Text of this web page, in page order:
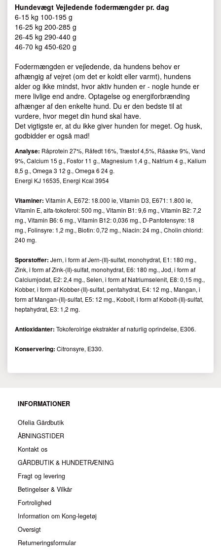
Hundevægt Vejledende fodermængder pr. dag
6-15 kg 100-195 g
16-25 kg 200-285 g
26-45 kg 290-440 g
46-70 kg 450-620 g
Fodermængden er vejledende, da hundens behov er
afhængig af vejret (om det er koldt eller varmt), hundens
alder og ikke mindst, hvor aktiv hunden er - nogle hunde er
mere livlige end andre. Optagelse og energiforbrænding
afhænger af den enkelte hund. Du er den bedste til at
vurdere, hvor meget din hund skal have.
Det vigtigste er, at du ikke giver hunden for meget. Og husk,
godbidder er også mad!
Analyse: Råprotein 27%, Råfedt 16%, Træstof 4,5%, Råaske 9%, Vand
9%, Calcium 15 g., Fosfor 11 g., Magnesium 1,4 g., Natrium 4 g., Kalium
8,5 g., Omega 3 12 g., Omega 6 24 g.
Energi KJ 16535, Energi Kcal 3954
Vitaminer: Vitamin A, E672: 18.000 ie, Vitamin D3, E671: 1.800 ie,
Vitamin E, alfa-tokoferol: 500 mg., Vitamin B1: 9,6 mg., Vitamin B2: 7,2
mg., Vitamin B6: 6 mg., Vitamin B12: 0,036 mg., D-Pantotensyre: 18
mg., Folinsyre: 1,2 mg., Biotin: 0,72 mg., Niacin: 24 mg., Cholin chlorid:
240 mg.
Sporstoffer: Jern, i form af Jern-(II)-sulfat, monohydrat, E1: 180 mg.,
Zink, i form af Zink-(II)-sulfat, monohydrat, E6: 180 mg., Jod, i form af
Calciumjodat, E2: 2,4 mg., Selen, i form af Natriumselenit, E8: 0,15 mg.,
Kobber, i form af Kobber-(II)-sulfat, pentahydrat, E4: 12 mg., Mangan, i
form af Mangan-(II)-sulfat, E5: 12 mg., Kobolt, i form af Kobolt-(II)-sulfat,
heptahydrat, E3: 1,2 mg.
Antioxidanter: Tokoferolrige ekstrakter af naturlig oprindelse, E306.
Konservering: Citronsyre, E330.
INFORMATIONER
Ofelia Gårdbutik
ÅBNINGSTIDER
Kontakt os
GÅRDBUTIK & HUNDETRÆNING
Fragt og levering
Betingelser & Vilkår
Fortrolighed
Information om Kong-legetøj
Oversigt
Returneringsformular